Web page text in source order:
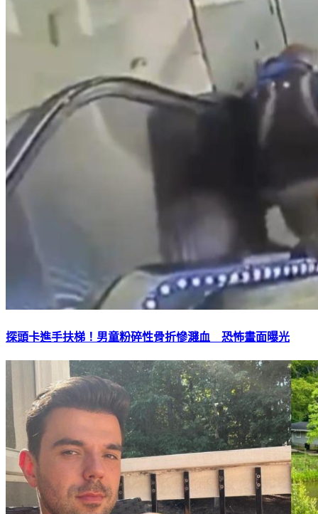
探頭卡進手扶梯！男童粉碎性骨折慘濺血 恐怖畫面曝光